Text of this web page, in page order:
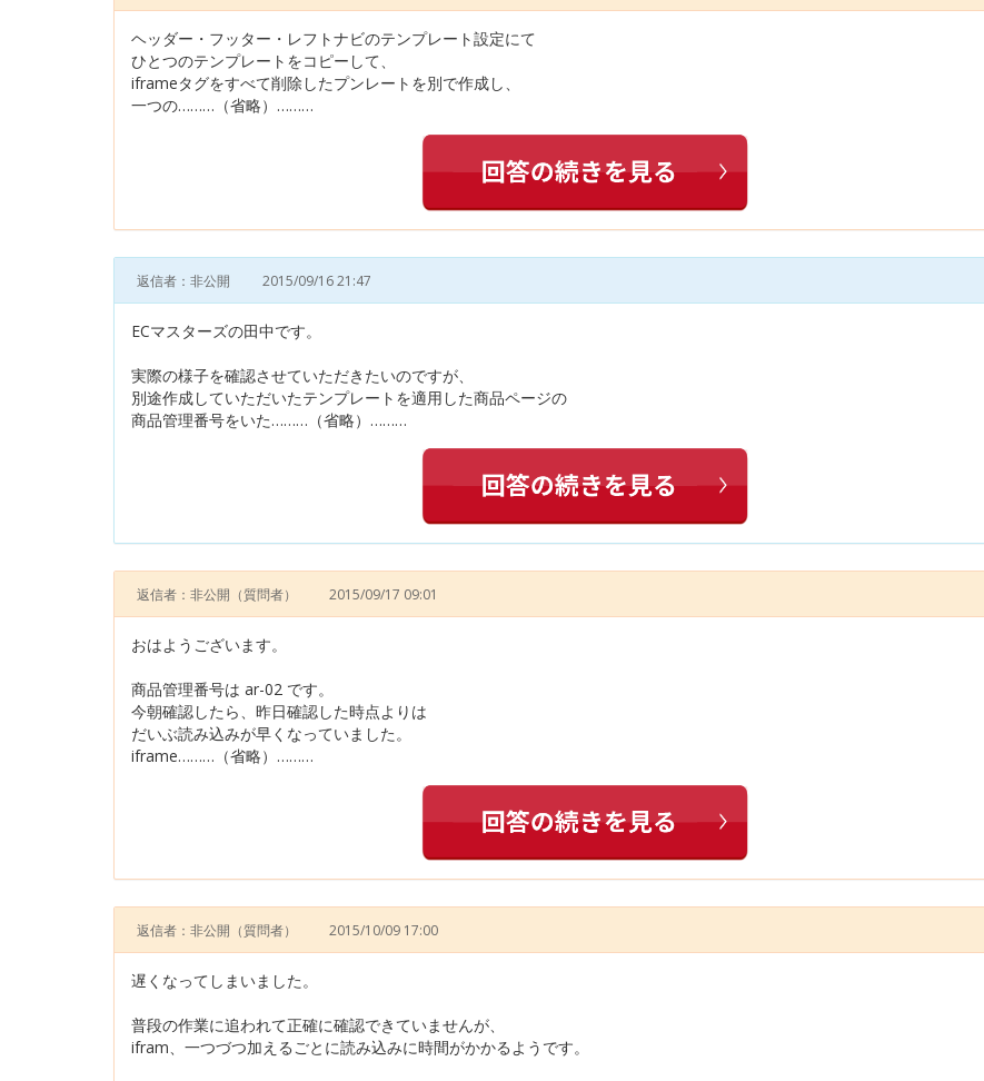
ヘッダー・フッター・レフトナビのテンプレート設定にて
ひとつのテンプレートをコピーして、
iframeタグをすべて削除したプンレートを別で作成し、
一つの………（省略）………
返信者：非公開 2015/09/16 21:47
ECマスターズの田中です。
実際の様子を確認させていただきたいのですが、
別途作成していただいたテンプレートを適用した商品ページの
商品管理番号をいた………（省略）………
返信者：非公開 （質問者） 2015/09/17 09:01
おはようございます。
商品管理番号は ar-02 です。
今朝確認したら、昨日確認した時点よりは
だいぶ読み込みが早くなっていました。
iframe………（省略）………
返信者：非公開 （質問者） 2015/10/09 17:00
遅くなってしまいました。
普段の作業に追われて正確に確認できていませんが、
ifram、一つづつ加えるごとに読み込みに時間がかかるようです。